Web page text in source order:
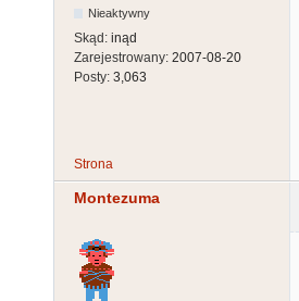
Nieaktywny
Skąd: inąd
Zarejestrowany: 2007-08-20
Posty: 3,063
Strona
Montezuma